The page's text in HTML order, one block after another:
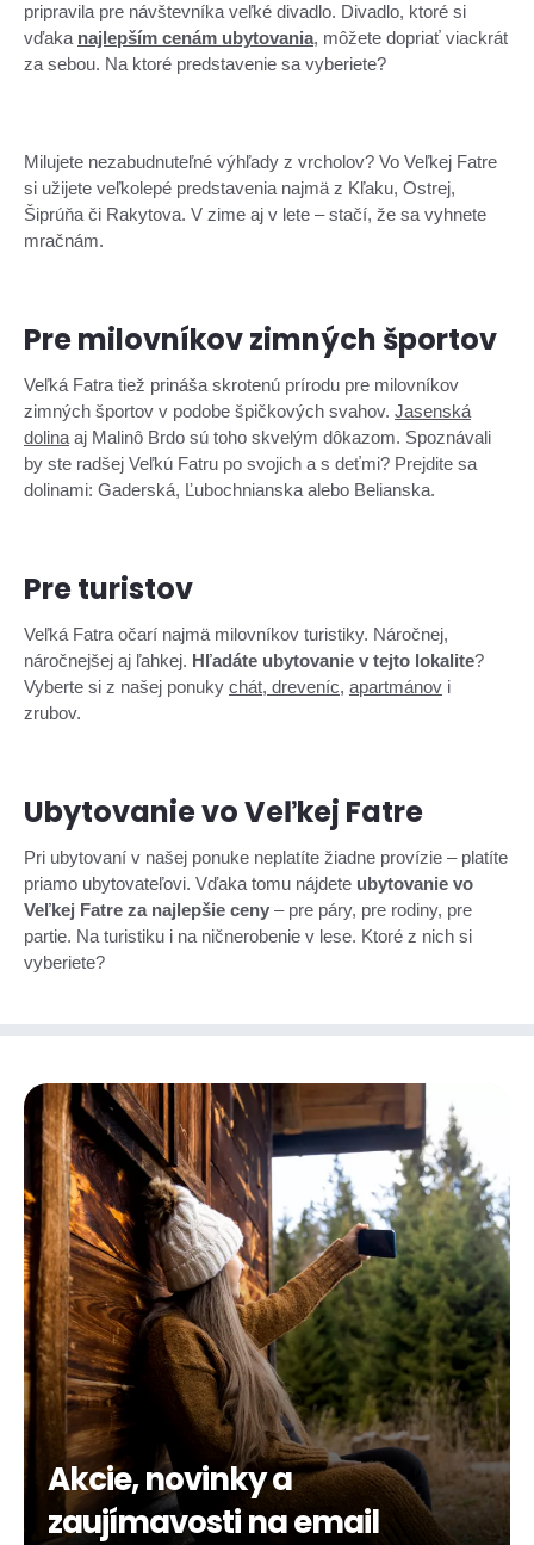
pripravila pre návštevníka veľké divadlo. Divadlo, ktoré si
vďaka najlepším cenám ubytovania, môžete dopriať viackrát
za sebou. Na ktoré predstavenie sa vyberiete?
Milujete nezabudnuteľné výhľady z vrcholov? Vo Veľkej Fatre
si užijete veľkolepé predstavenia najmä z Kľaku, Ostrej,
Šiprúňa či Rakytova. V zime aj v lete – stačí, že sa vyhnete
mračnám.
Pre milovníkov zimných športov
Veľká Fatra tiež prináša skrotenú prírodu pre milovníkov
zimných športov v podobe špičkových svahov. Jasenská
dolina aj Malinô Brdo sú toho skvelým dôkazom. Spoznávali
by ste radšej Veľkú Fatru po svojich a s deťmi? Prejdite sa
dolinami: Gaderská, Ľubochnianska alebo Belianska.
Pre turistov
Veľká Fatra očarí najmä milovníkov turistiky. Náročnej,
náročnejšej aj ľahkej. Hľadáte ubytovanie v tejto lokalite?
Vyberte si z našej ponuky chát, dreveníc, apartmánov i
zrubov.
Ubytovanie vo Veľkej Fatre
Pri ubytovaní v našej ponuke neplatíte žiadne provízie – platíte
priamo ubytovateľovi. Vďaka tomu nájdete ubytovanie vo
Veľkej Fatre za najlepšie ceny – pre páry, pre rodiny, pre
partie. Na turistiku i na ničnerobenie v lese. Ktoré z nich si
vyberiete?
Akcie, novinky a
zaujímavosti na email